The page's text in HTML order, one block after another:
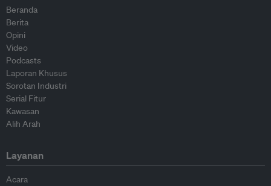
Beranda
Berita
Opini
Video
Podcasts
Laporan Khusus
Sorotan Industri
Serial Fitur
Kawasan
Alih Arah
Layanan
Acara